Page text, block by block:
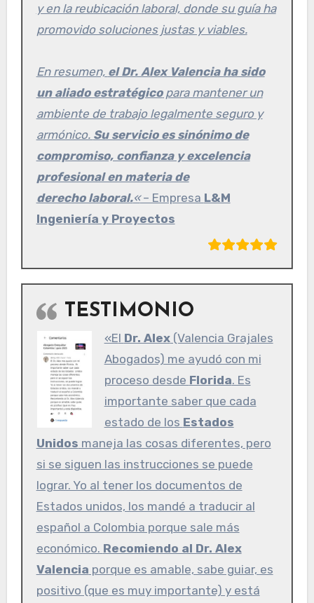
y en la reubicación laboral, donde su guía ha
promovido soluciones justas y viables.
En resumen, el Dr. Alex Valencia ha sido
un aliado estratégicopara mantener un
ambiente de trabajo legalmente seguro y
armónico. Su servicio es sinónimo de
compromiso, confianza y excelencia
profesional en materia de
derecho laboral.«– Empresa L&M
Ingeniería y Proyectos
TESTIMONIO
«El Dr. Alex(Valencia Grajales
Abogados) me ayudó con mi
proceso desde Florida. Es
importante saber que cada
estado de los Estados
Unidos maneja las cosas diferentes, pero
si se siguen las instrucciones se puede
lograr. Yo al tener los documentos de
Estados unidos, los mandé a traducir al
español a Colombia porque sale más
económico. Recomiendo al Dr. Alex
Valencia porque es amable, sabe guiar, es
positivo (que es muy importante) y está